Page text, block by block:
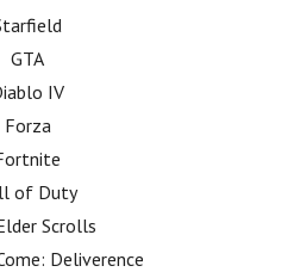
GTA
IV
Forza
of Duty
Scrolls
Deliverence